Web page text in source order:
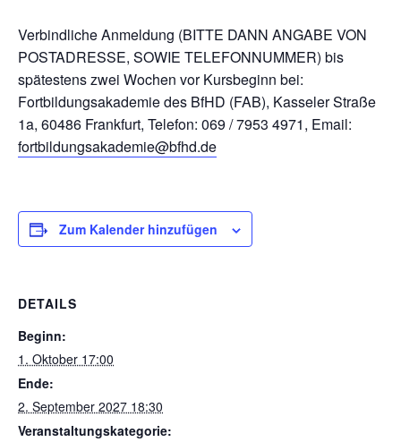
Verbindliche Anmeldung (BITTE DANN ANGABE VON
POSTADRESSE, SOWIE TELEFONNUMMER) bis
spätestens zwei Wochen vor Kursbeginn bei:
Fortbildungsakademie des BfHD (FAB), Kasseler Straße
1a, 60486 Frankfurt, Telefon: 069 / 7953 4971, Email:
fortbildungsakademie@bfhd.de
Zum Kalender hinzufügen
DETAILS
Beginn:
1. Oktober 17:00
Ende:
2. September 2027 18:30
Veranstaltungskategorie: